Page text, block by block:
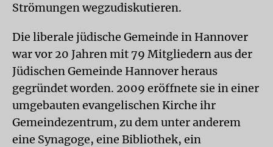
Strömungen wegzudiskutieren.
Die liberale jüdische Gemeinde in Hannover
war vor 20 Jahren mit 79 Mitgliedern aus der
Jüdischen Gemeinde Hannover heraus
gegründet worden. 2009 eröffnete sie in einer
umgebauten evangelischen Kirche ihr
Gemeindezentrum, zu dem unter anderem
eine Synagoge, eine Bibliothek, ein